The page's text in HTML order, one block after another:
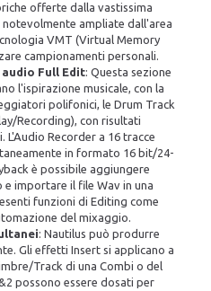
offerte dalla vastissima
ampliate dall'area
VMT (Virtual Memory
campionamenti personali.
audio Full Edit: Questa sezione
l'ispirazione musicale, con la
polifonici, le Drum Track
Recording), con risultati
Recorder a 16 tracce
in formato 16 bit/24-
è possibile aggiungere
importare il file Wav in una
funzioni di Editing come
del mixaggio.
: Nautilus può produrre
Gli effetti Insert si applicano a
Track di una Combi o del
possono essere dosati per